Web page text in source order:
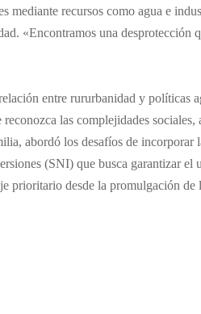
mediante recursos como agua e
«Encontramos una desprotección
entre rururbanidad y políticas
las complejidades
abordó los desafíos de incorporar
(SNI) que busca garantizar
prioritario desde la promulgación